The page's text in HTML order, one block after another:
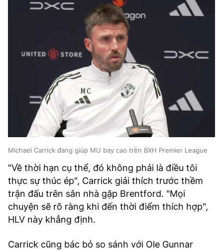
Michael Carrick đang giúp MU bay cao trên BXH Premier League
"Về thời hạn cụ thể, đó không phải là điều tôi
thực sự thúc ép", Carrick giải thích trước thềm
trận đấu trên sân nhà gặp Brentford. "Mọi
chuyện sẽ rõ ràng khi đến thời điểm thích hợp",
HLV này khẳng định.
Carrick cũng bác bỏ so sánh với Ole Gunnar